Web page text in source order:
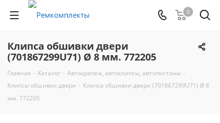
0
Клипса обшивки двери
(701867299U71) Ø 8 мм. 772205
Главная - Каталог - Автокрепеж, автоклипсы, автопистоны -
Клипсы обшивки двери - Клипса обшивки двери (701867299U71) Ø 8
мм. 772205